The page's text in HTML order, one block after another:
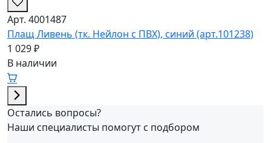
Арт. 4001487
Плащ Ливень (тк. Нейлон с ПВХ), синий (арт.101238)
1 029 ₽
В наличии
Остались вопросы?
Наши специалисты помогут с подбором